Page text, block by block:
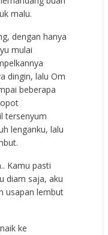
malu.
dengan hanya
mulai
dingin, lalu Om
beberapa
tersenyum
lenganku, lalu
Kamu pasti
diam saja, aku
usapan lembut
ke